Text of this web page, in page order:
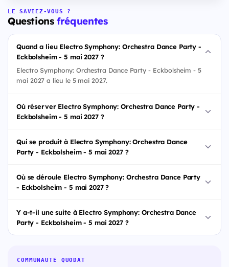
LE SAVIEZ-VOUS ?
Questionsfréquentes
Quand a lieu Electro Symphony: Orchestra Dance Party -
Eckbolsheim - 5 mai 2027 ?
Electro Symphony: Orchestra Dance Party - Eckbolsheim - 5
mai 2027 a lieu le 5 mai 2027.
Où réserver Electro Symphony: Orchestra Dance Party -
Eckbolsheim - 5 mai 2027 ?
Qui se produit à Electro Symphony: Orchestra Dance
Party - Eckbolsheim - 5 mai 2027 ?
Où se déroule Electro Symphony: Orchestra Dance Party
- Eckbolsheim - 5 mai 2027 ?
Y a-t-il une suite à Electro Symphony: Orchestra Dance
Party - Eckbolsheim - 5 mai 2027 ?
COMMUNAUTÉ QUODAT